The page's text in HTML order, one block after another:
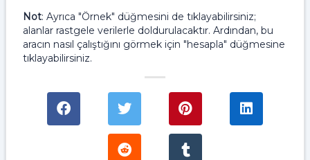
Not: Ayrıca "Örnek" düğmesini de tıklayabilirsiniz;
alanlar rastgele verilerle doldurulacaktır. Ardından, bu
aracın nasıl çalıştığını görmek için "hesapla" düğmesine
tıklayabilirsiniz.